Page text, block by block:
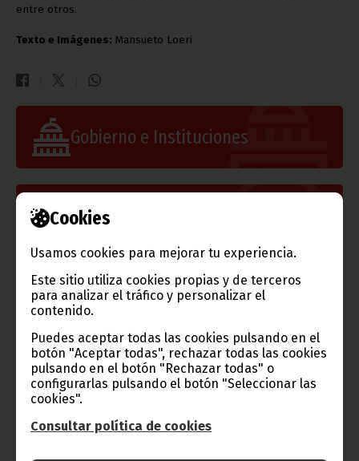
Cookies
Usamos cookies para mejorar tu experiencia.
Este sitio utiliza cookies propias y de terceros
para analizar el tráfico y personalizar el
contenido.
Puedes aceptar todas las cookies pulsando en el
botón "Aceptar todas", rechazar todas las cookies
pulsando en el botón "Rechazar todas" o
configurarlas pulsando el botón "Seleccionar las
cookies".
Consultar política de cookies
entre otros.
Texto e Imágenes: Mansueto Loeri
Gobierno e Instituciones
Información de Guinea Ecuatorial
TVGE
Radio Nacional de Guinea
Ecuatorial